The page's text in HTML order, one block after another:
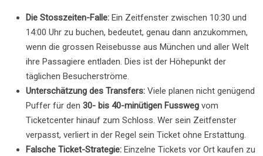
Die Stosszeiten-Falle: Ein Zeitfenster zwischen 10:30 und
14:00 Uhr zu buchen, bedeutet, genau dann anzukommen,
wenn die grossen Reisebusse aus München und aller Welt
ihre Passagiere entladen. Dies ist der Höhepunkt der
täglichen Besucherströme.
Unterschätzung des Transfers: Viele planen nicht genügend
Puffer für den 30- bis 40-minütigen Fussweg vom
Ticketcenter hinauf zum Schloss. Wer sein Zeitfenster
verpasst, verliert in der Regel sein Ticket ohne Erstattung.
Falsche Ticket-Strategie: Einzelne Tickets vor Ort kaufen zu